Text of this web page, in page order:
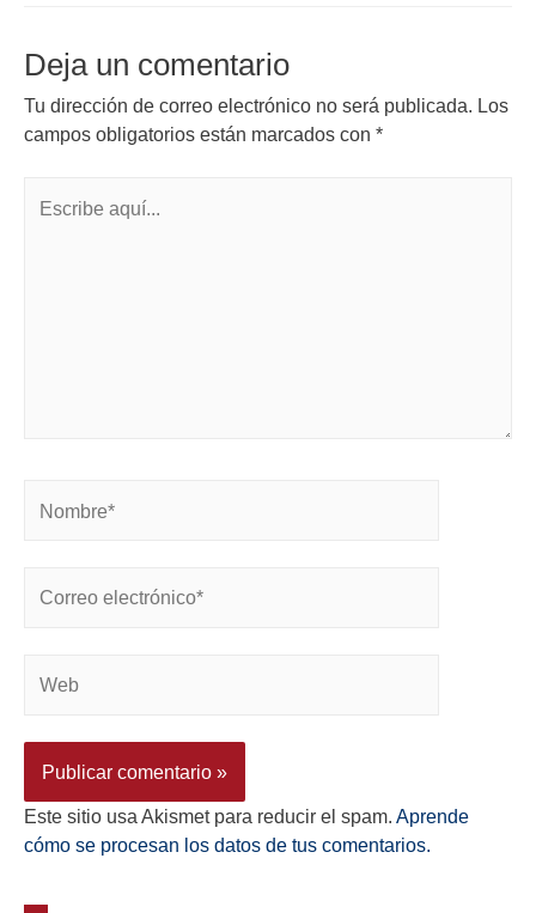
Deja un comentario
Tu dirección de correo electrónico no será publicada. Los
campos obligatorios están marcados con *
Este sitio usa Akismet para reducir el spam. Aprende
cómo se procesan los datos de tus comentarios.